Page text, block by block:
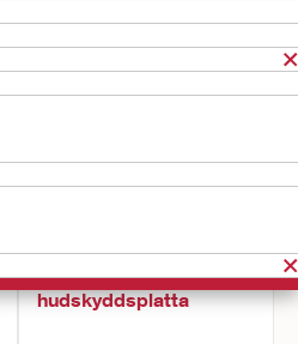
Conform 2™
CeraPlus™ Convex
hudskyddsplatta